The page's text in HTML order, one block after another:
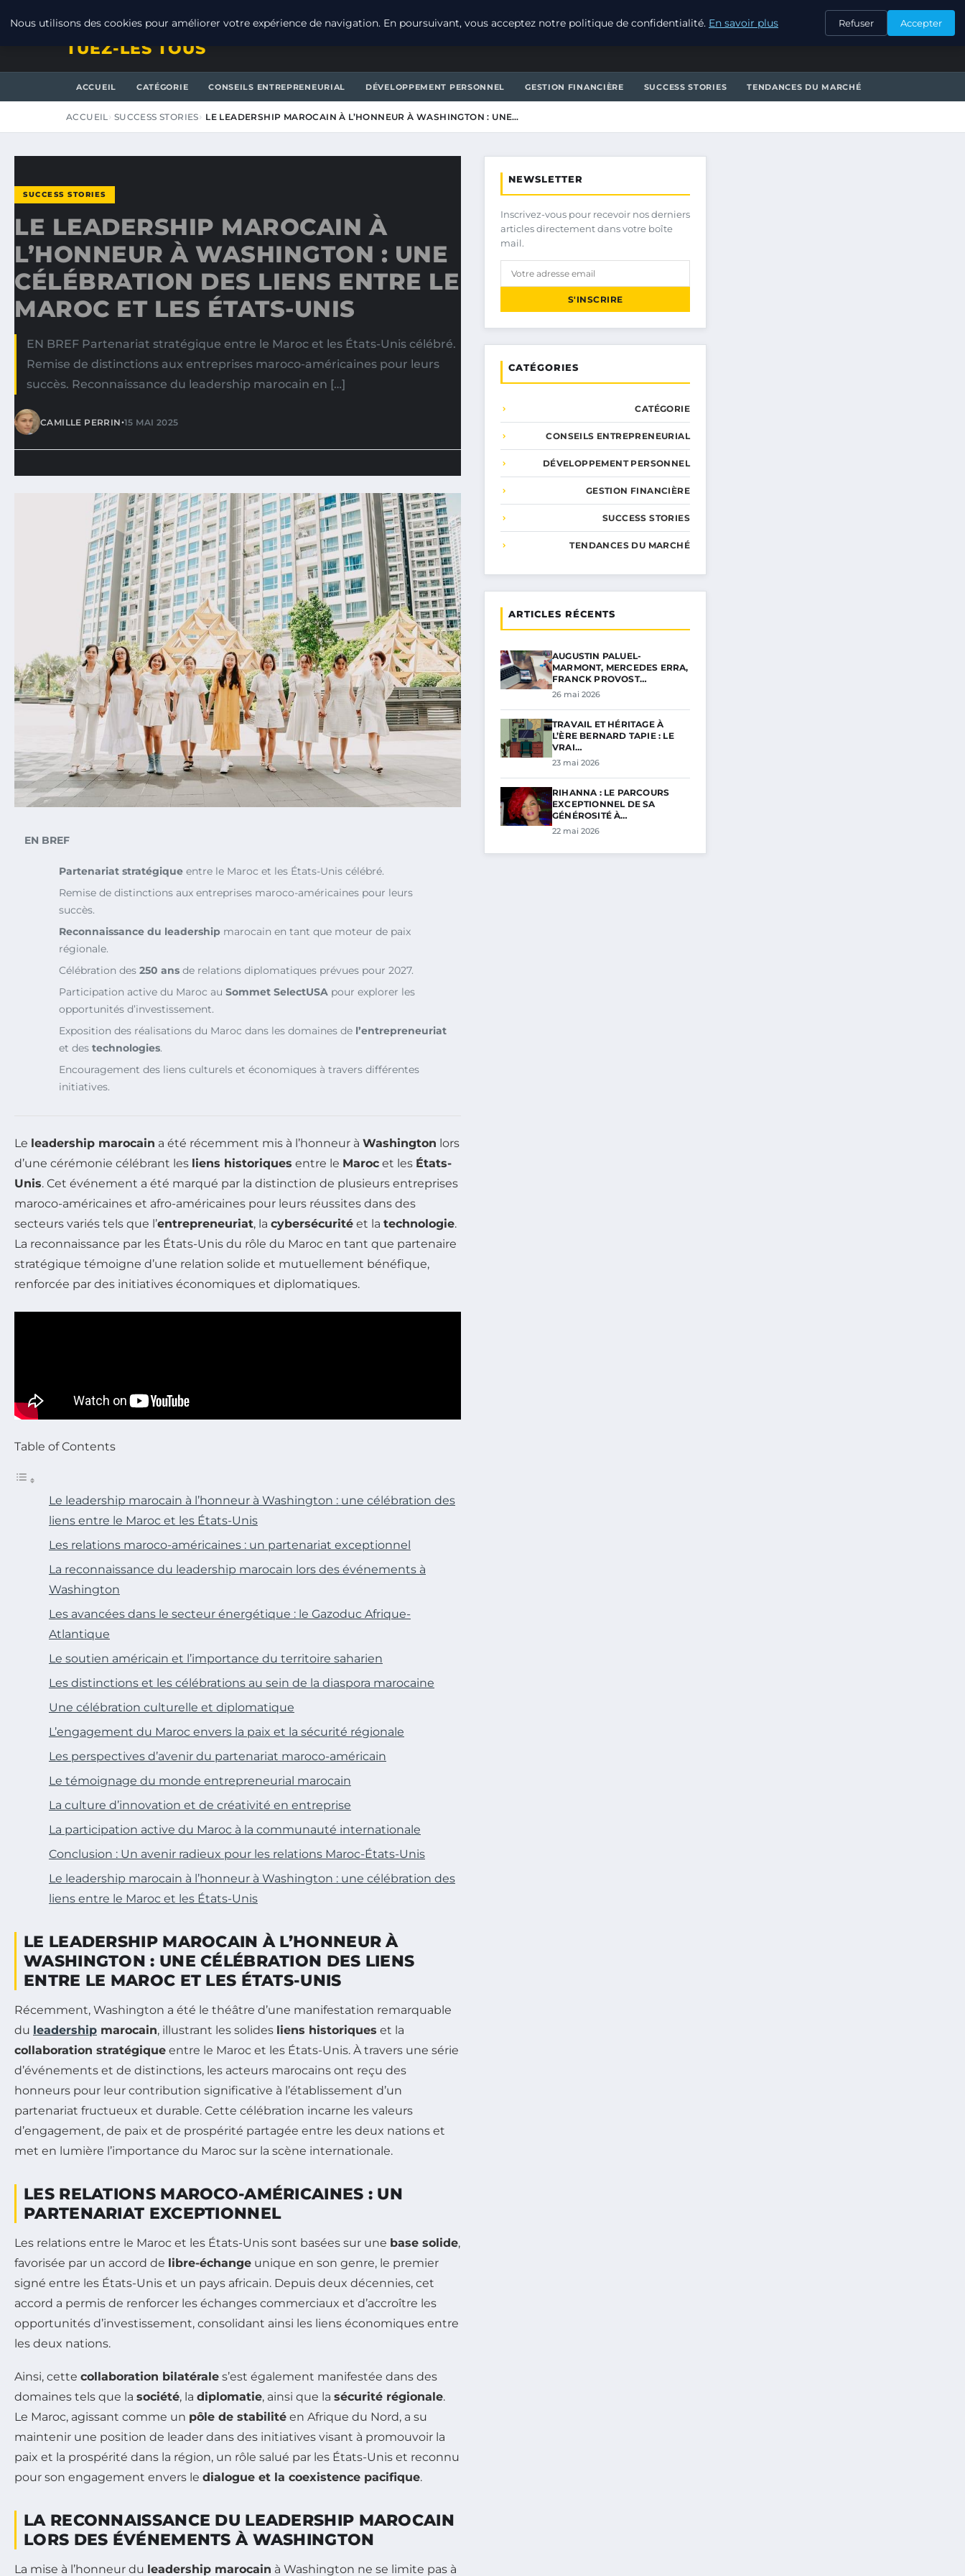
CONTACT
TUEZ-LES TOUS
ACCUEIL CATÉGORIE CONSEILS ENTREPRENEURIAL DÉVELOPPEMENT PERSONNEL GESTION FINANCIÈRE SUCCESS STORIES TENDANCES DU MARCHÉ
ACCUEIL SUCCESS STORIES LE LEADERSHIP MAROCAIN À L’HONNEUR À WASHINGTON : UNE…
SUCCESS STORIES
LE LEADERSHIP MAROCAIN À
L’HONNEUR À WASHINGTON : UNE
CÉLÉBRATION DES LIENS ENTRE LE
MAROC ET LES ÉTATS-UNIS
EN BREF Partenariat stratégique entre le Maroc et les États-Unis célébré.
Remise de distinctions aux entreprises maroco-américaines pour leurs
succès. Reconnaissance du leadership marocain en […]
CAMILLE PERRIN•15 MAI 2025
EN BREF
Partenariat stratégique entre le Maroc et les États-Unis célébré.
Remise de distinctions aux entreprises maroco-américaines pour leurs
succès.
Reconnaissance du leadership marocain en tant que moteur de paix
régionale.
Célébration des 250 ans de relations diplomatiques prévues pour 2027.
Participation active du Maroc au Sommet SelectUSA pour explorer les
opportunités d’investissement.
Exposition des réalisations du Maroc dans les domaines de l’entrepreneuriat
et des technologies.
Encouragement des liens culturels et économiques à travers différentes
initiatives.
Le leadership marocain a été récemment mis à l’honneur à Washington lors
d’une cérémonie célébrant les liens historiques entre le Maroc et les États-
Unis. Cet événement a été marqué par la distinction de plusieurs entreprises
maroco-américaines et afro-américaines pour leurs réussites dans des
secteurs variés tels que l’entrepreneuriat, la cybersécurité et la technologie.
La reconnaissance par les États-Unis du rôle du Maroc en tant que partenaire
stratégique témoigne d’une relation solide et mutuellement bénéfique,
renforcée par des initiatives économiques et diplomatiques.
Table of Contents
Le leadership marocain à l’honneur à Washington : une célébration des
liens entre le Maroc et les États-Unis
Les relations maroco-américaines : un partenariat exceptionnel
La reconnaissance du leadership marocain lors des événements à
Washington
Les avancées dans le secteur énergétique : le Gazoduc Afrique-
Atlantique
Le soutien américain et l’importance du territoire saharien
Les distinctions et les célébrations au sein de la diaspora marocaine
Une célébration culturelle et diplomatique
L’engagement du Maroc envers la paix et la sécurité régionale
Les perspectives d’avenir du partenariat maroco-américain
Le témoignage du monde entrepreneurial marocain
La culture d’innovation et de créativité en entreprise
La participation active du Maroc à la communauté internationale
Conclusion : Un avenir radieux pour les relations Maroc-États-Unis
Le leadership marocain à l’honneur à Washington : une célébration des
liens entre le Maroc et les États-Unis
LE LEADERSHIP MAROCAIN À L’HONNEUR À
WASHINGTON : UNE CÉLÉBRATION DES LIENS
ENTRE LE MAROC ET LES ÉTATS-UNIS
Récemment, Washington a été le théâtre d’une manifestation remarquable
du leadership marocain, illustrant les solides liens historiques et la
collaboration stratégique entre le Maroc et les États-Unis. À travers une série
d’événements et de distinctions, les acteurs marocains ont reçu des
honneurs pour leur contribution significative à l’établissement d’un
partenariat fructueux et durable. Cette célébration incarne les valeurs
d’engagement, de paix et de prospérité partagée entre les deux nations et
met en lumière l’importance du Maroc sur la scène internationale.
LES RELATIONS MAROCO-AMÉRICAINES : UN
PARTENARIAT EXCEPTIONNEL
Les relations entre le Maroc et les États-Unis sont basées sur une base solide,
favorisée par un accord de libre-échange unique en son genre, le premier
signé entre les États-Unis et un pays africain. Depuis deux décennies, cet
accord a permis de renforcer les échanges commerciaux et d’accroître les
opportunités d’investissement, consolidant ainsi les liens économiques entre
les deux nations.
Ainsi, cette collaboration bilatérale s’est également manifestée dans des
domaines tels que la société, la diplomatie, ainsi que la sécurité régionale.
Le Maroc, agissant comme un pôle de stabilité en Afrique du Nord, a su
maintenir une position de leader dans des initiatives visant à promouvoir la
paix et la prospérité dans la région, un rôle salué par les États-Unis et reconnu
pour son engagement envers le dialogue et la coexistence pacifique.
LA RECONNAISSANCE DU LEADERSHIP MAROCAIN
LORS DES ÉVÉNEMENTS À WASHINGTON
La mise à l’honneur du leadership marocain à Washington ne se limite pas à
NEWSLETTER
Inscrivez-vous pour recevoir nos derniers
articles directement dans votre boîte
mail.
S'INSCRIRE
CATÉGORIES
CATÉGORIE
CONSEILS ENTREPRENEURIAL
DÉVELOPPEMENT PERSONNEL
GESTION FINANCIÈRE
SUCCESS STORIES
TENDANCES DU MARCHÉ
ARTICLES RÉCENTS
AUGUSTIN PALUEL-
MARMONT, MERCEDES ERRA,
FRANCK PROVOST…
26 mai 2026
TRAVAIL ET HÉRITAGE À
L’ÈRE BERNARD TAPIE : LE
VRAI…
23 mai 2026
RIHANNA : LE PARCOURS
EXCEPTIONNEL DE SA
GÉNÉROSITÉ À…
22 mai 2026
Nous utilisons des cookies pour améliorer votre expérience de navigation. En poursuivant, vous acceptez notre politique de confidentialité. En savoir plus Refuser Accepter